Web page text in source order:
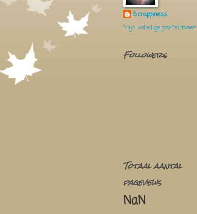
Scrappiness
Mijn volledige profiel tonen
Followers
Totaal aantal
pageviews
NaN